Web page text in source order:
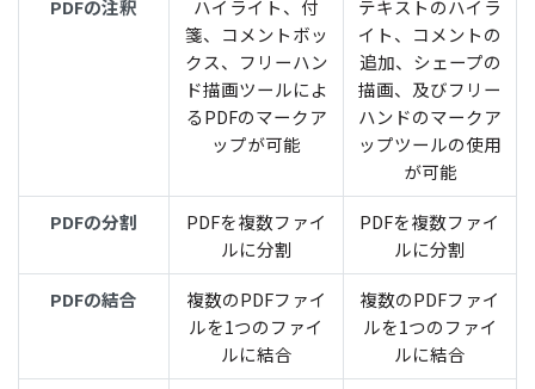
PDFの注釈
ハイライト、付
箋、コメントボッ
クス、フリーハン
ド描画ツールによ
るPDFのマークア
ップが可能
テキストのハイラ
イト、コメントの
追加、シェープの
描画、及びフリー
ハンドのマークア
ップツールの使用
が可能
PDFの分割
PDFを複数ファイ
ルに分割
PDFを複数ファイ
ルに分割
PDFの結合
複数のPDFファイ
ルを1つのファイ
ルに結合
複数のPDFファイ
ルを1つのファイ
ルに結合